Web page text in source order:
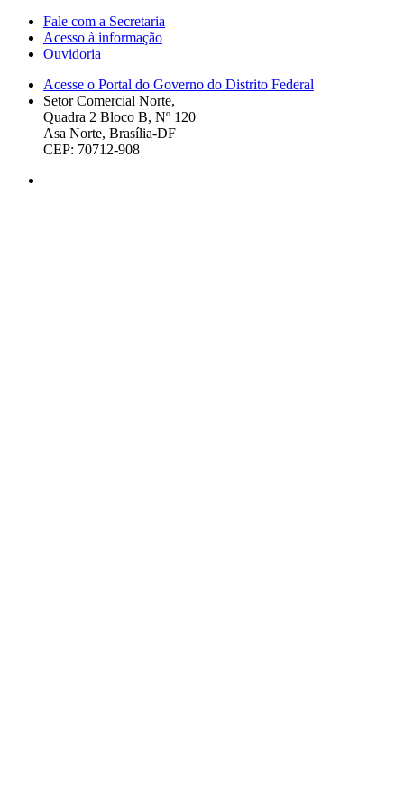
Fale com a Secretaria
Acesso à informação
Ouvidoria
Acesse o Portal do Governo do Distrito Federal
Setor Comercial Norte,
Quadra 2 Bloco B, Nº 120
Asa Norte, Brasília-DF
CEP: 70712-908